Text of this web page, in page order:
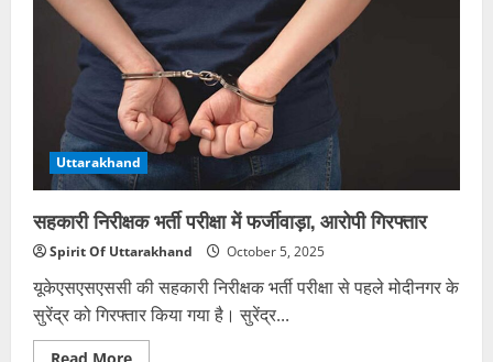
पर
दौलत
तलाशने
का
15
दिन
का
सिलसिला
Uttarakhand
सहकारी निरीक्षक भर्ती परीक्षा में फर्जीवाड़ा, आरोपी गिरफ्तार
Spirit Of Uttarakhand October 5, 2025
यूकेएसएसएससी की सहकारी निरीक्षक भर्ती परीक्षा से पहले मोदीनगर के
सुरेंद्र को गिरफ्तार किया गया है। सुरेंद्र...
Read